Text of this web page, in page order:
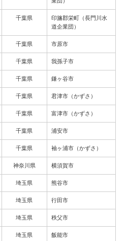
千葉県
印旛郡栄町（長門川水
道企業団）
千葉県 市原市
千葉県 我孫子市
千葉県 鎌ヶ谷市
千葉県 君津市（かずさ）
千葉県 富津市（かずさ）
千葉県 浦安市
千葉県 袖ヶ浦市（かずさ）
神奈川県 横須賀市
埼玉県 熊谷市
埼玉県 行田市
埼玉県 秩父市
埼玉県 飯能市